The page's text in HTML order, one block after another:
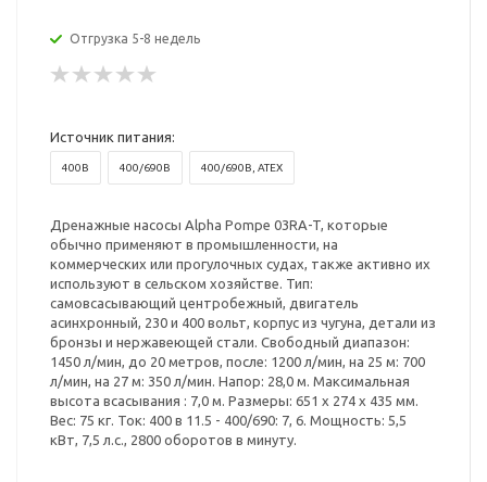
Отгрузка 5-8 недель
Источник питания:
400В 400/690В 400/690В, ATEX
Дренажные насосы Alpha Pompe 03RA-T, которые
обычно применяют в промышленности, на
коммерческих или прогулочных судах, также активно их
используют в сельском хозяйстве. Тип:
самовсасывающий центробежный, двигатель
асинхронный, 230 и 400 вольт, корпус из чугуна, детали из
бронзы и нержавеющей стали. Свободный диапазон:
1450 л/мин, до 20 метров, после: 1200 л/мин, на 25 м: 700
л/мин, на 27 м: 350 л/мин. Напор: 28,0 м. Максимальная
высота всасывания : 7,0 м. Размеры: 651 х 274 х 435 мм.
Вес: 75 кг. Ток: 400 в 11.5 - 400/690: 7, 6. Мощность: 5,5
кВт, 7,5 л.с., 2800 оборотов в минуту.